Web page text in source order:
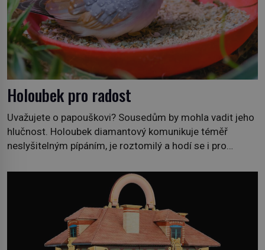
Holoubek pro radost
Uvažujete o papouškovi? Sousedům by mohla vadit jeho
hlučnost. Holoubek diamantový komunikuje téměř
neslyšitelným pípáním, je roztomilý a hodí se i pro
klidného ptáčka, který většinu dne jen posedává. Hodně
času tráví na zemi, kde sbírá zbytky semínek Jeho
domovinou je prakticky celá Austrálie s výjimkou
pobřežní oblasti. […]